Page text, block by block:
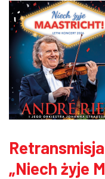
„Niech żyje